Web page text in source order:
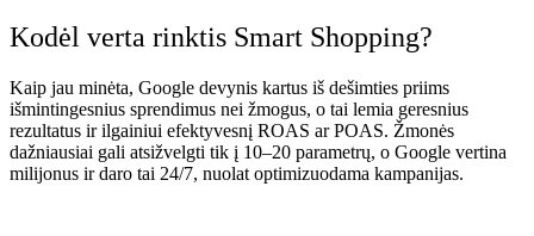
Kodėl verta rinktis Smart Shopping?
Kaip jau minėta, Google devynis kartus iš dešimties priims
išmintingesnius sprendimus nei žmogus, o tai lemia geresnius
rezultatus ir ilgainiui efektyvesnį ROAS ar POAS. Žmonės
dažniausiai gali atsižvelgti tik į 10–20 parametrų, o Google vertina
milijonus ir daro tai 24/7, nuolat optimizuodama kampanijas.